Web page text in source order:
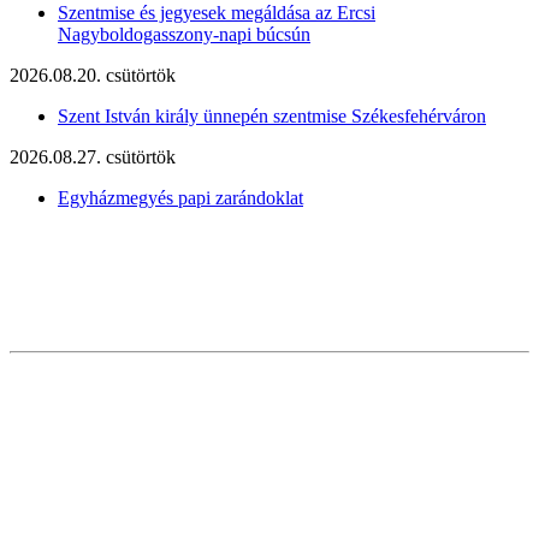
Szentmise és jegyesek megáldása az Ercsi
Nagyboldogasszony-napi búcsún
2026.08.20. csütörtök
Szent István király ünnepén szentmise Székesfehérváron
2026.08.27. csütörtök
Egyházmegyés papi zarándoklat